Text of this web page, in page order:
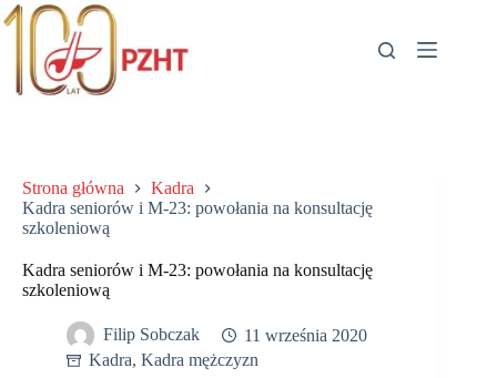
Przejdź
do
Strona główna
Kadra
Kadra seniorów i M-23: powołania na konsultację
szkoleniową
Kadra seniorów i M-23: powołania na konsultację
szkoleniową
Filip Sobczak
11 września 2020
Kadra, Kadra mężczyzn